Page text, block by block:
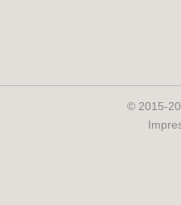
© 2015-